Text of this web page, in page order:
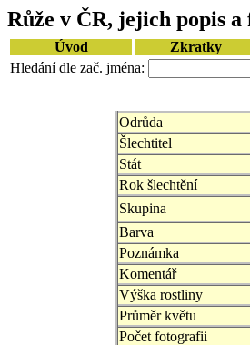
Růže v ČR, jejich popis
Úvod Zkratky
Hledání dle zač. jména:
Odrůda
Šlechtitel
Stát
Rok šlechtění
Skupina
Barva
Poznámka
Komentář
Výška rostliny
Průměr květu
Počet fotografii